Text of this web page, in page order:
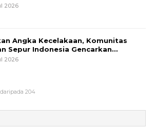
2026
Angka Kecelakaan, Komunitas
Sepur Indonesia Gencarkan…
2026
daripada 204